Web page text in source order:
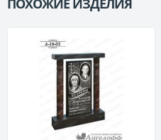
ПОХОЖИЕ ИЗДЕЛИЯ